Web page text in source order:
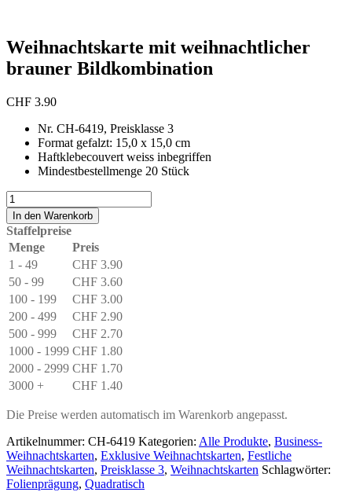
Weihnachtskarte mit weihnachtlicher
brauner Bildkombination
CHF 3.90
Nr. CH-6419, Preisklasse 3
Format gefalzt: 15,0 x 15,0 cm
Haftklebecouvert weiss inbegriffen
Mindestbestellmenge 20 Stück
Weihnachtskarte
mit
weihnachtlicher
brauner
Bildkombination
Menge
In den Warenkorb
Staffelpreise
Menge
Preis
1 - 49
CHF 3.90
50 - 99
CHF 3.60
100 - 199
CHF 3.00
200 - 499
CHF 2.90
500 - 999
CHF 2.70
1000 - 1999 CHF 1.80
2000 - 2999 CHF 1.70
3000 +
CHF 1.40
Die Preise werden automatisch im Warenkorb angepasst.
Artikelnummer: CH-6419 Kategorien: Alle Produkte, Business-
Weihnachtskarten, Exklusive Weihnachtskarten, Festliche
Weihnachtskarten, Preisklasse 3, Weihnachtskarten Schlagwörter:
Folienprägung, Quadratisch